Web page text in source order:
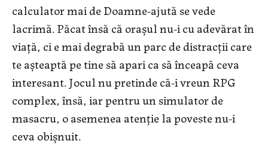
calculator mai de Doamne-ajută se vede
lacrimă. Păcat însă că orașul nu-i cu adevărat în
viață, ci e mai degrabă un parc de distracții care
te așteaptă pe tine să apari ca să înceapă ceva
interesant. Jocul nu pretinde că-i vreun RPG
complex, însă, iar pentru un simulator de
masacru, o asemenea atenție la poveste nu-i
ceva obișnuit.